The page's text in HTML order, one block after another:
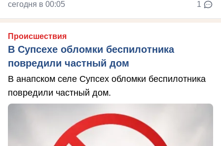
сегодня в 00:05 1
Происшествия
В Супсехе обломки беспилотника
повредили частный дом
В анапском селе Супсех обломки беспилотника
повредили частный дом.